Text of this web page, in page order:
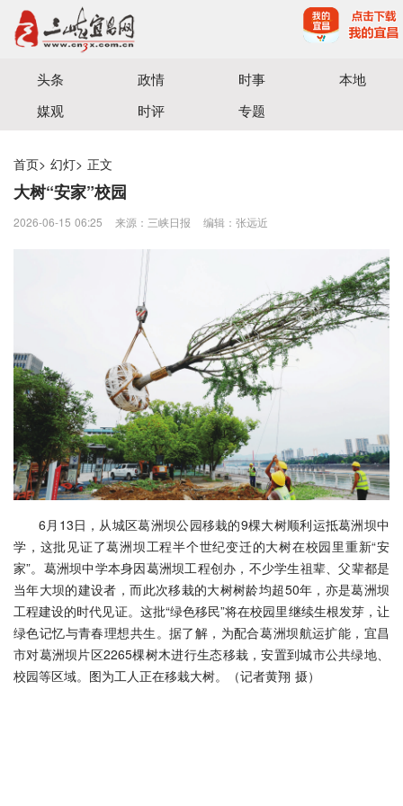
宜昌三峡融媒体中心主办
头条 政情 时事
本地
媒观
时评 专题
首页> 幻灯> 正文
大树“安家”校园
2026-06-15 06:25 来源：三峡日报 编辑：张远近
6月13日，从城区葛洲坝公园移栽的9棵大树顺利运抵葛洲坝中
学，这批见证了葛洲坝工程半个世纪变迁的大树在校园里重新“安
家”。葛洲坝中学本身因葛洲坝工程创办，不少学生祖辈、父辈都是
当年大坝的建设者，而此次移栽的大树树龄均超50年，亦是葛洲坝
工程建设的时代见证。这批“绿色移民”将在校园里继续生根发芽，让
绿色记忆与青春理想共生。据了解，为配合‌葛洲坝航运扩能，宜昌
市对葛洲坝片区2265棵‌树木进行生态移栽，安置到城市公共绿地、
校园等区域。图为工人正在移栽大树。（记者黄翔 摄）